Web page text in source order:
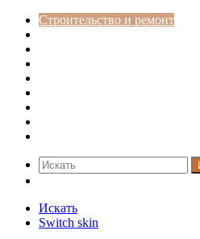
Строительство и ремонт
Искать
Switch skin